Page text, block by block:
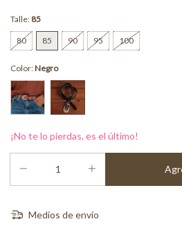
Talle: 85
80 85 90 95 100
Color:Negro
¡No te lo pierdas, es el último!
Medios de envío